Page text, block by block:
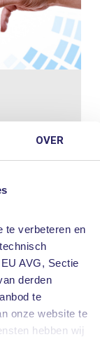
OVER
te verbeteren en
AVG, Sectie
derden
te
onze website te
hebben wij
Security